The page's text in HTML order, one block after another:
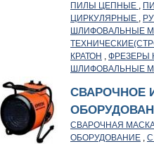
ПИЛЫ ЦЕПНЫЕ ,
ЦИРКУЛЯРНЫЕ ,
ШЛИФОВАЛЬНЫЕ
КРАТОН , ФРЕЗЕРЫ
ШЛИФОВАЛЬНЫЕ
СВАРОЧНОЕ
СВАРОЧНАЯ
ОБОРУДОВАНИЕ ,